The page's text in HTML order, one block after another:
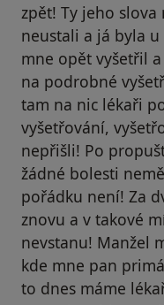
zpět! Ty jeho slova
neustali a já byla
mne opět vyšetřil
na podrobné
tam na nic lékaři
vyšetřování,
nepřišli! Po
žádné bolesti
pořádku není! Za
znovu a v takové
nevstanu! Manžel
kde mne pan
to dnes máme